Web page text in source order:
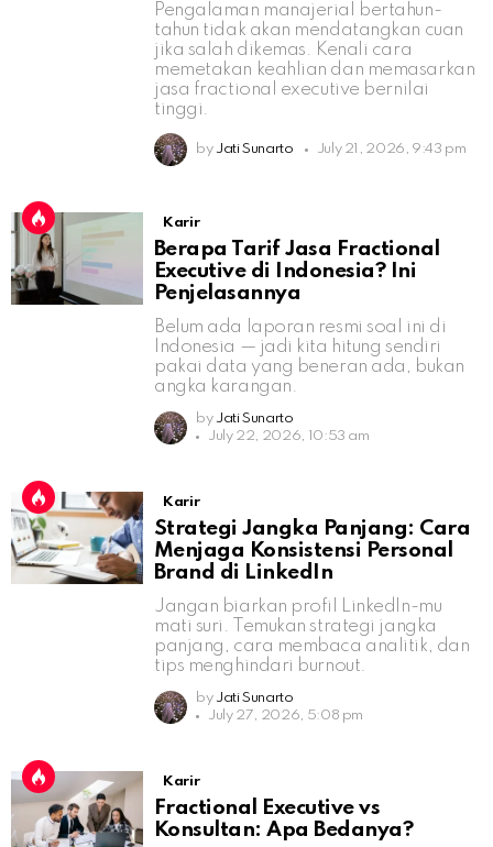
Pengalaman manajerial bertahun-
tahun tidak akan mendatangkan cuan
jika salah dikemas. Kenali cara
memetakan keahlian dan memasarkan
jasa fractional executive bernilai
tinggi.
by Jati Sunarto July 21, 2026, 9:43 pm
Karir
Berapa Tarif Jasa Fractional
Executive di Indonesia? Ini
Penjelasannya
Belum ada laporan resmi soal ini di
Indonesia — jadi kita hitung sendiri
pakai data yang beneran ada, bukan
angka karangan.
by Jati Sunarto
July 22, 2026, 10:53 am
Karir
Strategi Jangka Panjang: Cara
Menjaga Konsistensi Personal
Brand di LinkedIn
Jangan biarkan profil LinkedIn-mu
mati suri. Temukan strategi jangka
panjang, cara membaca analitik, dan
tips menghindari burnout.
by Jati Sunarto
July 27, 2026, 5:08 pm
Karir
Fractional Executive vs
Konsultan: Apa Bedanya?